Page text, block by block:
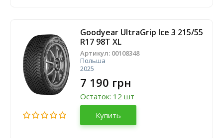
Goodyear UltraGrip Ice 3 215/55
R17 98T XL
Артикул: 00108348
Польша
2025
7 190 грн
Остаток: 12 шт
Купить